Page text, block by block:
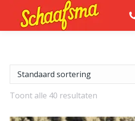
Toont alle 40 resultaten